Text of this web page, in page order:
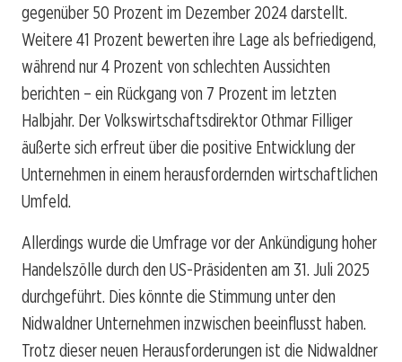
gegenüber 50 Prozent im Dezember 2024 darstellt.
Weitere 41 Prozent bewerten ihre Lage als befriedigend,
während nur 4 Prozent von schlechten Aussichten
berichten – ein Rückgang von 7 Prozent im letzten
Halbjahr. Der Volkswirtschaftsdirektor Othmar Filliger
äußerte sich erfreut über die positive Entwicklung der
Unternehmen in einem herausfordernden wirtschaftlichen
Umfeld.
Allerdings wurde die Umfrage vor der Ankündigung hoher
Handelszölle durch den US-Präsidenten am 31. Juli 2025
durchgeführt. Dies könnte die Stimmung unter den
Nidwaldner Unternehmen inzwischen beeinflusst haben.
Trotz dieser neuen Herausforderungen ist die Nidwaldner